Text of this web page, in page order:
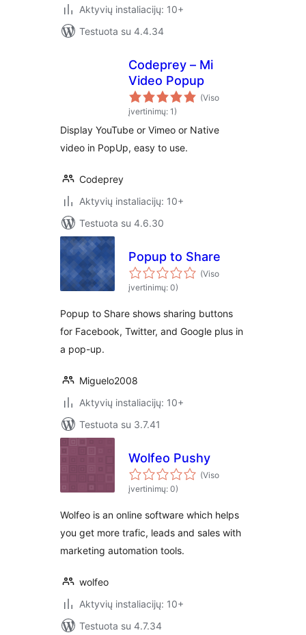
Aktyvių instaliacijų: 10+
Testuota su 4.4.34
Codeprey – Mi
Video Popup
(Viso
įvertinimų: 1)
Display YouTube or Vimeo or Native
video in PopUp, easy to use.
Codeprey
Aktyvių instaliacijų: 10+
Testuota su 4.6.30
Popup to Share
(Viso
įvertinimų: 0)
Popup to Share shows sharing buttons
for Facebook, Twitter, and Google plus in
a pop-up.
Miguelo2008
Aktyvių instaliacijų: 10+
Testuota su 3.7.41
Wolfeo Pushy
(Viso
įvertinimų: 0)
Wolfeo is an online software which helps
you get more trafic, leads and sales with
marketing automation tools.
wolfeo
Aktyvių instaliacijų: 10+
Testuota su 4.7.34